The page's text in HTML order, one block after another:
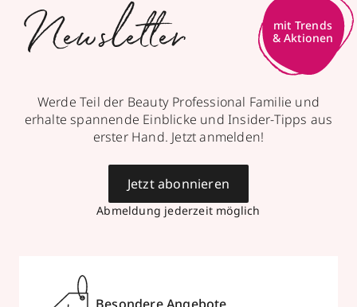
Newsletter
Werde Teil der Beauty Professional Familie und
erhalte spannende Einblicke und Insider-Tipps aus
erster Hand. Jetzt anmelden!
Abmeldung jederzeit möglich
Jetzt abonnieren
Besondere Angebote